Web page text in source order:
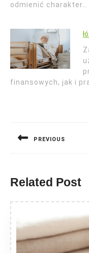
odmienić charakter…
finansowych, jak i
PREVIOUS
Related Post